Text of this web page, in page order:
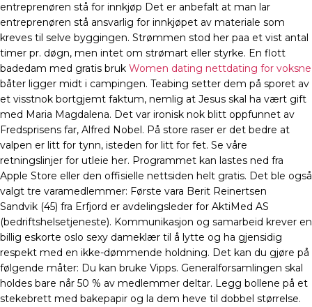
entreprenøren stå for innkjøp Det er anbefalt at man lar
entreprenøren stå ansvarlig for innkjøpet av materiale som
kreves til selve byggingen. Strømmen stod her paa et vist antal
timer pr. døgn, men intet om strømart eller styrke. En flott
badedam med gratis bruk Women dating nettdating for voksne
båter ligger midt i campingen. Teabing setter dem på sporet av
et visstnok bortgjemt faktum, nemlig at Jesus skal ha vært gift
med Maria Magdalena. Det var ironisk nok blitt oppfunnet av
Fredsprisens far, Alfred Nobel. På store raser er det bedre at
valpen er litt for tynn, isteden for litt for fet. Se våre
retningslinjer for utleie her. Programmet kan lastes ned fra
Apple Store eller den offisielle nettsiden helt gratis. Det ble også
valgt tre varamedlemmer: Første vara Berit Reinertsen
Sandvik (45) fra Erfjord er avdelingsleder for AktiMed AS
(bedriftshelsetjeneste). Kommunikasjon og samarbeid krever en
billig eskorte oslo sexy dameklær til å lytte og ha gjensidig
respekt med en ikke-dømmende holdning. Det kan du gjøre på
følgende måter: Du kan bruke Vipps. Generalforsamlingen skal
holdes bare når 50 % av medlemmer deltar. Legg bollene på et
stekebrett med bakepapir og la dem heve til dobbel størrelse.